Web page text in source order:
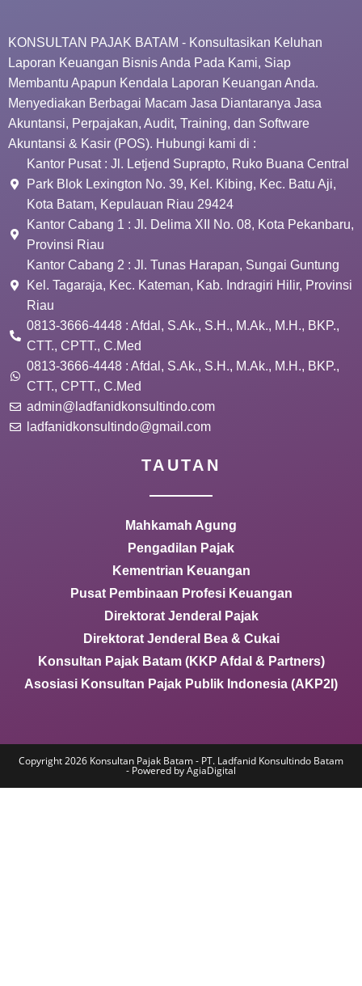
KONSULTAN PAJAK BATAM - Konsultasikan Keluhan
Laporan Keuangan Bisnis Anda Pada Kami, Siap
Membantu Apapun Kendala Laporan Keuangan Anda.
Menyediakan Berbagai Macam Jasa Diantaranya Jasa
Akuntansi, Perpajakan, Audit, Training, dan Software
Akuntansi & Kasir (POS). Hubungi kami di :
Kantor Pusat : Jl. Letjend Suprapto, Ruko Buana Central
Park Blok Lexington No. 39, Kel. Kibing, Kec. Batu Aji,
Kota Batam, Kepulauan Riau 29424
Kantor Cabang 1 : Jl. Delima XII No. 08, Kota Pekanbaru,
Provinsi Riau
Kantor Cabang 2 : Jl. Tunas Harapan, Sungai Guntung
Kel. Tagaraja, Kec. Kateman, Kab. Indragiri Hilir, Provinsi
Riau
0813-3666-4448 : Afdal, S.Ak., S.H., M.Ak., M.H., BKP.,
CTT., CPTT., C.Med
0813-3666-4448 : Afdal, S.Ak., S.H., M.Ak., M.H., BKP.,
CTT., CPTT., C.Med
admin@ladfanidkonsultindo.com
ladfanidkonsultindo@gmail.com
TAUTAN
Mahkamah Agung
Pengadilan Pajak
Kementrian Keuangan
Pusat Pembinaan Profesi Keuangan
Direktorat Jenderal Pajak
Direktorat Jenderal Bea & Cukai
Konsultan Pajak Batam (KKP Afdal & Partners)
Asosiasi Konsultan Pajak Publik Indonesia (AKP2I)
Copyright 2026 Konsultan Pajak Batam - PT. Ladfanid Konsultindo Batam
- Powered by AgiaDigital